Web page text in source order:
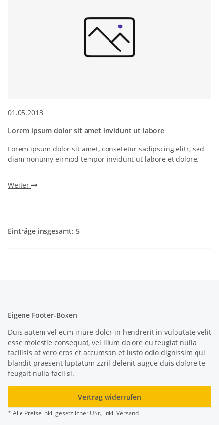
01.05.2013
Lorem ipsum dolor sit amet invidunt ut labore
Lorem ipsum dolor sit amet, consetetur sadipscing elitr, sed
diam nonumy eirmod tempor invidunt ut labore et dolore.
Weiter
Einträge insgesamt: 5
Eigene Footer-Boxen
Duis autem vel eum iriure dolor in hendrerit in vulputate velit
esse molestie consequat, vel illum dolore eu feugiat nulla
facilisis at vero eros et accumsan et iusto odio dignissim qui
blandit praesent luptatum zzril delenit augue duis dolore te
feugait nulla facilisi.
Vertrag widerrufen
* Alle Preise inkl. gesetzlicher USt., inkl.Versand